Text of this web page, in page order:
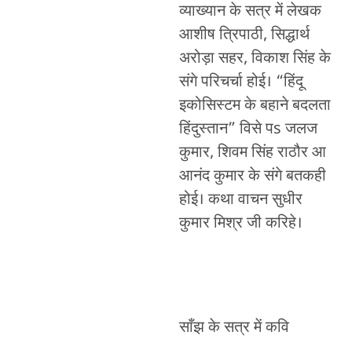
व्याख्यान के सत्र में लेखक
आशीष त्रिपाठी, सिद्धार्थ
अरोड़ा सहर, विकाश सिंह के
संगे परिचर्चा होई। “हिंदू
इकोसिस्टम के बहाने बदलता
हिंदुस्तान” विसे पs जलज
कुमार, शिवम सिंह राठौर आ
आनंद कुमार के संगे बतकही
होई। कथा वाचन सुधीर
कुमार मिश्र जी करिहे।
साँझ के सत्र में कवि